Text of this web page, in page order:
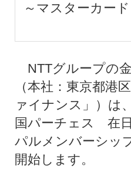
～マスターカー
NTTグループの
（本社：東京都港
ァイナンス」）は
国パーチェス 在
パルメンバーシッ
開始します。